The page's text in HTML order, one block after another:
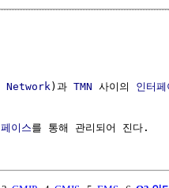
Network)과 TMN 사이의 인터
이스